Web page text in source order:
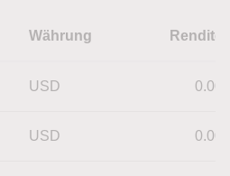
Währung Rendite
USD 0.00
USD 0.00